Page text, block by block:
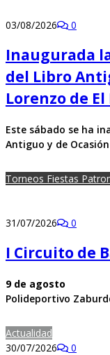
03/08/2026 0
Inaugurada
del Libro
Lorenzo de
Este sábado se ha
Antiguo y de
Torneos Fiestas
31/07/2026 0
I Circuito de
9 de agosto
Polideportivo
Actualidad
30/07/2026
0